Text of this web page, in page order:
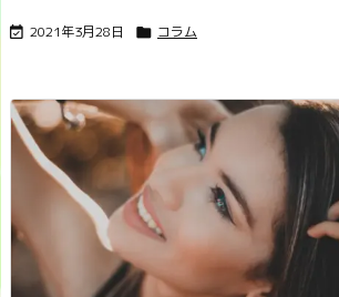
 2021年3月28日  コラム